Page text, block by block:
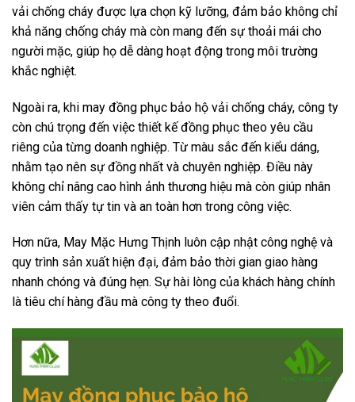
vải chống cháy được lựa chọn kỹ lưỡng, đảm bảo không chỉ
khả năng chống cháy mà còn mang đến sự thoải mái cho
người mặc, giúp họ dễ dàng hoạt động trong môi trường
khắc nghiệt.
Ngoài ra, khi may đồng phục bảo hộ vải chống cháy, công ty
còn chú trọng đến việc thiết kế đồng phục theo yêu cầu
riêng của từng doanh nghiệp. Từ màu sắc đến kiểu dáng,
nhằm tạo nên sự đồng nhất và chuyên nghiệp. Điều này
không chỉ nâng cao hình ảnh thương hiệu mà còn giúp nhân
viên cảm thấy tự tin và an toàn hơn trong công việc.
Hơn nữa, May Mặc Hưng Thịnh luôn cập nhật công nghệ và
quy trình sản xuất hiện đại, đảm bảo thời gian giao hàng
nhanh chóng và đúng hẹn. Sự hài lòng của khách hàng chính
là tiêu chí hàng đầu mà công ty theo đuổi.